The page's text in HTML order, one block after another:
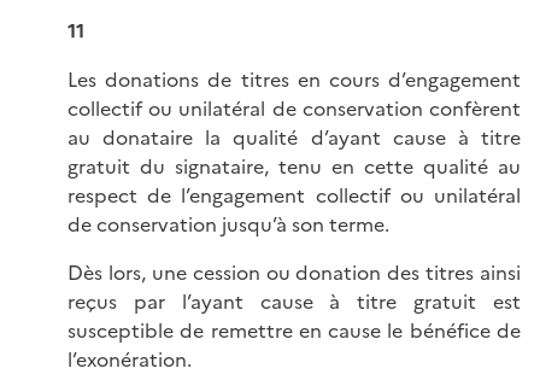
11
Les donations de titres en cours d’engagement
collectif ou unilatéral de conservation confèrent
au donataire la qualité d’ayant cause à titre
gratuit du signataire, tenu en cette qualité au
respect de l’engagement collectif ou unilatéral
de conservation jusqu’à son terme.
Dès lors, une cession ou donation des titres ainsi
reçus par l’ayant cause à titre gratuit est
susceptible de remettre en cause le bénéfice de
l’exonération.